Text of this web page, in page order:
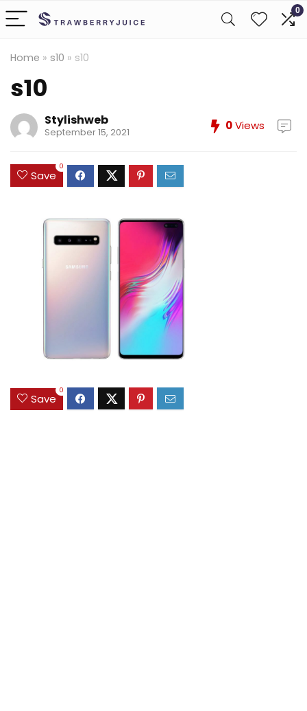
0
Home » s10 » s10
s10
Stylishweb
September 15, 2021 0Views
Save
0
Save
0